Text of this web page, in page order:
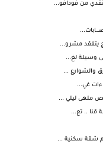
يتفقد مشرو...
وسيلة لغ...
غي...
ملهى ليلي ...
قنا .. تع...
شقة سكنية ...